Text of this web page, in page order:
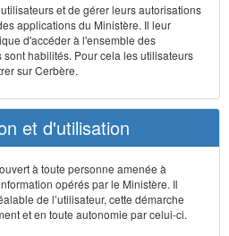
et de gérer leurs autorisations
applications du Ministère. Il leur
d'accéder à l'ensemble des
habilités. Pour cela les utilisateurs
sur Cerbère.
et d'utilisation
à toute personne amenée à
opérés par le Ministère. Il
de l’utilisateur, cette démarche
et en toute autonomie par celui-ci.